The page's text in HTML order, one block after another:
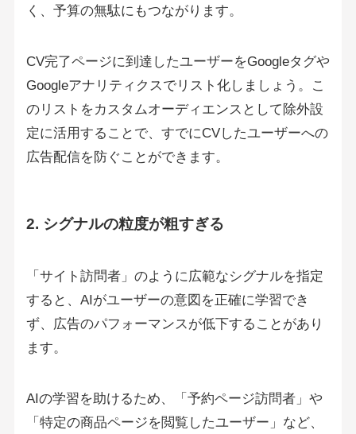
く、予算の無駄にもつながります。
CV完了ページに到達したユーザーをGoogleタグや
Googleアナリティクスでリスト化しましょう。こ
のリストをカスタムオーディエンスとして除外設
定に活用することで、すでにCVしたユーザーへの
広告配信を防ぐことができます。
2. シグナルの粒度が粗すぎる
「サイト訪問者」のように広範なシグナルを指定
すると、AIがユーザーの意図を正確に学習でき
ず、広告のパフォーマンスが低下することがあり
ます。
AIの学習を助けるため、「予約ページ訪問者」や
「特定の商品ページを閲覧したユーザー」など、